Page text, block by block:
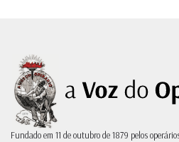
Fundado em 11 de outubro de 1879 pelos